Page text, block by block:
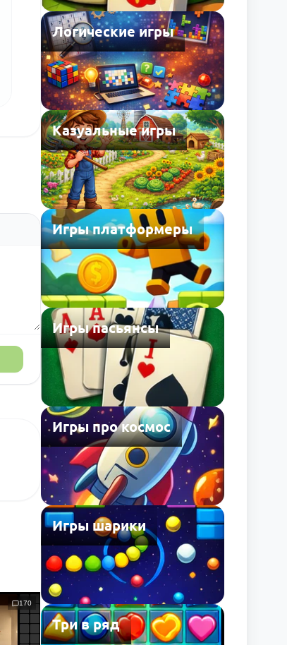
170
Логические игры
Казуальные игры
Игры платформеры
Игры пасьянсы
Игры про космос
Игры шарики
Три в ряд